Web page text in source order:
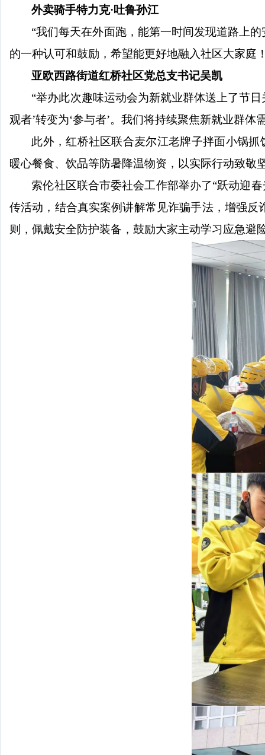
外卖骑手特力克·吐鲁孙江
“我们每天在外面跑，能第一时间发现道路上
的一种认可和鼓励，希望能更好地融入社区大家庭
亚欧西路街道红桥社区党总支书记吴凯
“举办此次趣味运动会为新就业群体送上了节
观者’转变为‘参与者’。我们将持续聚焦新就业群
此外，红桥社区联合麦尔江老牌子拌面小锅
暖心餐食、饮品等防暑降温物资，以实际行动致敬
索伦社区联合市委社会工作部举办了“跃动迎
传活动，结合真实案例讲解常见诈骗手法，增强
则，佩戴安全防护装备，鼓励大家主动学习应急避